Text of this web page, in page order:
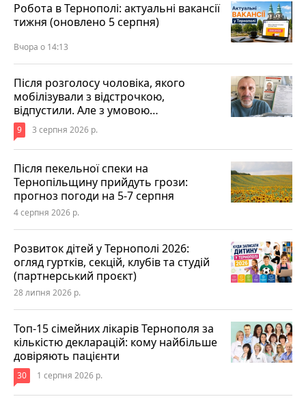
Робота в Тернополі: актуальні вакансії
тижня (оновлено 5 серпня)
Вчора о 14:13
Після розголосу чоловіка, якого
мобілізували з відстрочкою,
відпустили. Але з умовою…
9 3 серпня 2026 р.
Після пекельної спеки на
Тернопільщину прийдуть грози:
прогноз погоди на 5-7 серпня
4 серпня 2026 р.
Розвиток дітей у Тернополі 2026:
огляд гуртків, секцій, клубів та студій
(партнерський проєкт)
28 липня 2026 р.
Топ-15 сімейних лікарів Тернополя за
кількістю декларацій: кому найбільше
довіряють пацієнти
30 1 серпня 2026 р.